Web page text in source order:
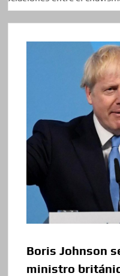
Boris Johnson
ministro